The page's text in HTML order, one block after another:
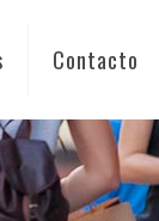
Contacto